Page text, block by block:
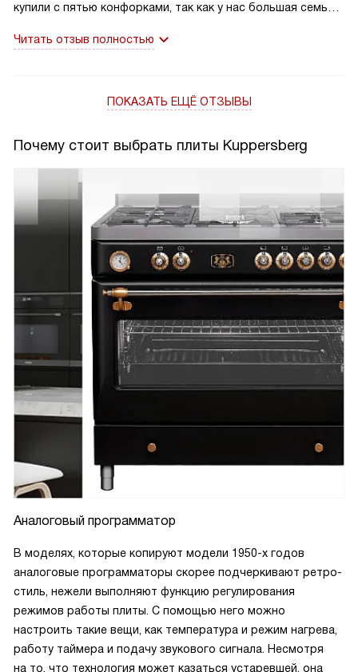
купили с пятью конфорками, так как у нас большая семья,
не хватало.Теперь другое дело. Плита работает целый
готовится отлично.Я довольна!
Читать отзыв полностью
ПОКАЗАТЬ ЕЩЁ ОТЗЫВЫ
Почему стоит выбрать плиты Kuppersberg
Аналоговый программатор
В моделях, которые копируют модели 1950-х годов
аналоговые программаторы скорее подчеркивают ретро-
стиль, нежели выполняют функцию регулирования
режимов работы плиты. С помощью него можно
настроить такие вещи, как температура и режим нагрева,
работу таймера и подачу звукового сигнала. Несмотря
на то, что технология может казаться устаревшей, она